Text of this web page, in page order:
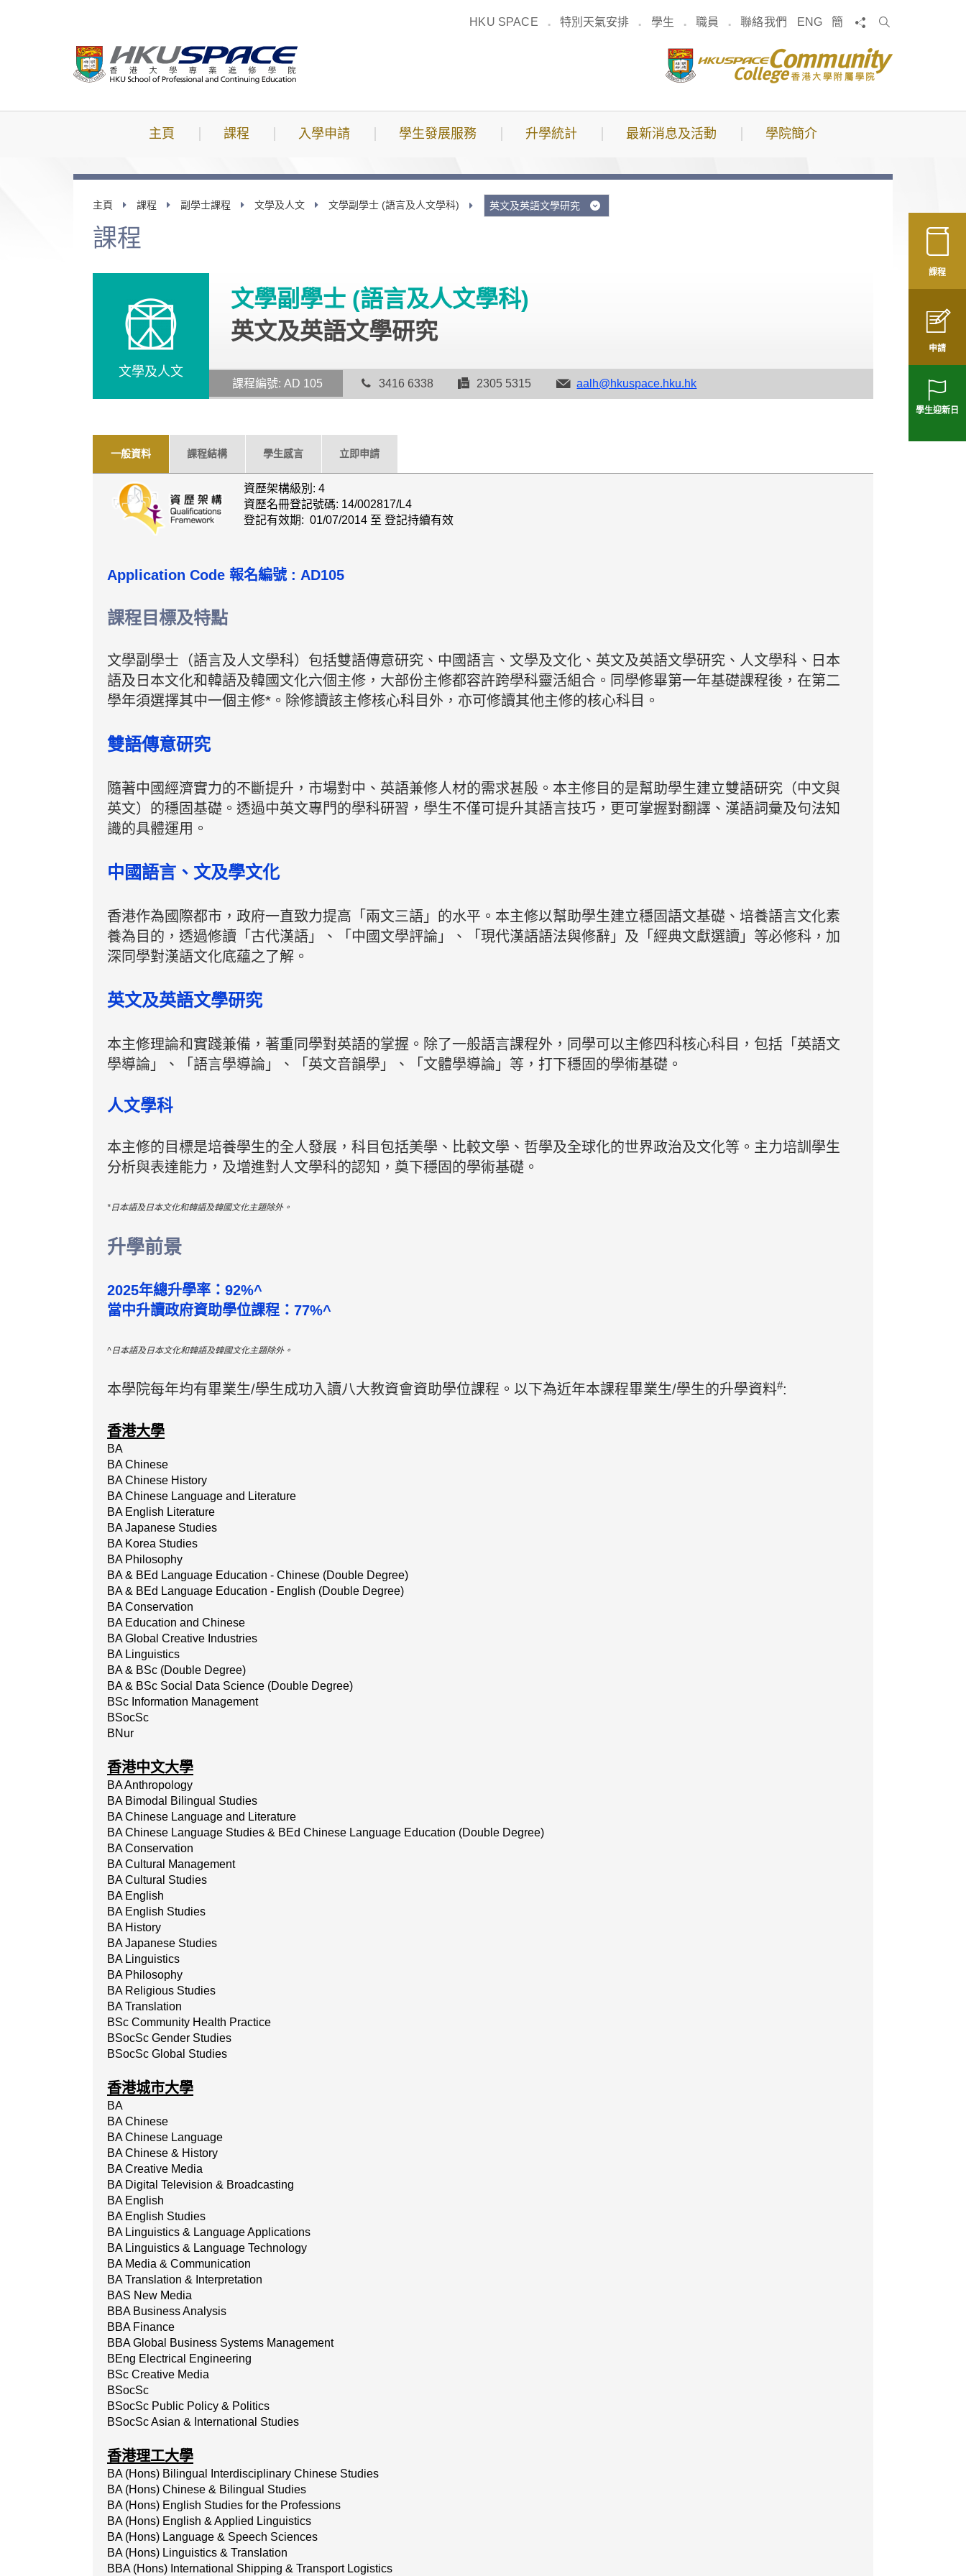
HKU SPACE 特別天氣安排 學生 職員 聯絡我們 ENG 簡 分享
搜
主頁 課程 入學申請 學生發展服務 升學統計 最新消息及活動 學院簡介
課程
申請
學生迎新日
主頁 課程 副學士課程 文學及人文 文學副學士 (語言及人文學科) 英文及英語文學研究
課程
文學及人文
文學副學士 (語言及人文學科)
英文及英語文學研究
課程編號: AD 105 3416 6338 2305 5315 aalh@hkuspace.hku.hk
一般資料 課程結構 學生感言 立即申請
資歷架構級別: 4
資歷名冊登記號碼: 14/002817/L4
登記有效期: 01/07/2014 至 登記持續有效
Application Code 報名編號 : AD105
課程目標及特點
文學副學士（語言及人文學科）包括雙語傳意研究、中國語言、文學及文化、英文及英語文學研究、人文學科、日本
語及日本文化和韓語及韓國文化六個主修，大部份主修都容許跨學科靈活組合。同學修畢第一年基礎課程後，在第二
學年須選擇其中一個主修*。除修讀該主修核心科目外，亦可修讀其他主修的核心科目。
雙語傳意研究
隨著中國經濟實力的不斷提升，市場對中、英語兼修人材的需求甚殷。本主修目的是幫助學生建立雙語研究（中文與
英文）的穩固基礎。透過中英文專門的學科研習，學生不僅可提升其語言技巧，更可掌握對翻譯、漢語詞彙及句法知
識的具體運用。
中國語言、文及學文化
香港作為國際都市，政府一直致力提高「兩文三語」的水平。本主修以幫助學生建立穩固語文基礎、培養語言文化素
養為目的，透過修讀「古代漢語」、「中國文學評論」、「現代漢語語法與修辭」及「經典文獻選讀」等必修科，加
深同學對漢語文化底蘊之了解。
英文及英語文學研究
本主修理論和實踐兼備，著重同學對英語的掌握。除了一般語言課程外，同學可以主修四科核心科目，包括「英語文
學導論」、「語言學導論」、「英文音韻學」、「文體學導論」等，打下穩固的學術基礎。
人文學科
本主修的目標是培養學生的全人發展，科目包括美學、比較文學、哲學及全球化的世界政治及文化等。主力培訓學生
分析與表達能力，及增進對人文學科的認知，奠下穩固的學術基礎。
*日本語及日本文化和韓語及韓國文化主題除外。
升學前景
2025年總升學率：92%^
當中升讀政府資助學位課程：77%^
^日本語及日本文化和韓語及韓國文化主題除外。
本學院每年均有畢業生/學生成功入讀八大教資會資助學位課程。以下為近年本課程畢業生/學生的升學資料#:
香港大學
BA
BA Chinese
BA Chinese History
BA Chinese Language and Literature
BA English Literature
BA Japanese Studies
BA Korea Studies
BA Philosophy
BA & BEd Language Education - Chinese (Double Degree)
BA & BEd Language Education - English (Double Degree)
BA Conservation
BA Education and Chinese
BA Global Creative Industries
BA Linguistics
BA & BSc (Double Degree)
BA & BSc Social Data Science (Double Degree)
BSc Information Management
BSocSc
BNur
香港中文大學
BA Anthropology
BA Bimodal Bilingual Studies
BA Chinese Language and Literature
BA Chinese Language Studies & BEd Chinese Language Education (Double Degree)
BA Conservation
BA Cultural Management
BA Cultural Studies
BA English
BA English Studies
BA History
BA Japanese Studies
BA Linguistics
BA Philosophy
BA Religious Studies
BA Translation
BSc Community Health Practice
BSocSc Gender Studies
BSocSc Global Studies
香港城市大學
BA
BA Chinese
BA Chinese Language
BA Chinese & History
BA Creative Media
BA Digital Television & Broadcasting
BA English
BA English Studies
BA Linguistics & Language Applications
BA Linguistics & Language Technology
BA Media & Communication
BA Translation & Interpretation
BAS New Media
BBA Business Analysis
BBA Finance
BBA Global Business Systems Management
BEng Electrical Engineering
BSc Creative Media
BSocSc
BSocSc Public Policy & Politics
BSocSc Asian & International Studies
香港理工大學
BA (Hons) Bilingual Interdisciplinary Chinese Studies
BA (Hons) Chinese & Bilingual Studies
BA (Hons) English Studies for the Professions
BA (Hons) English & Applied Linguistics
BA (Hons) Language & Speech Sciences
BA (Hons) Linguistics & Translation
BBA (Hons) International Shipping & Transport Logistics